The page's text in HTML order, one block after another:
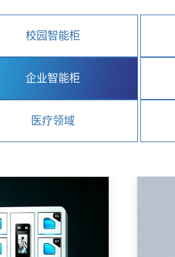
校园智能柜
企业智能柜
医疗领域